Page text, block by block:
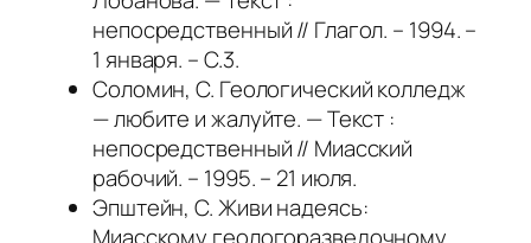
непосредственный // Глагол. – 1994. –
1 января. – С.3.
Соломин, С. Геологический колледж
— любите и жалуйте. — Текст :
непосредственный // Миасский
рабочий. – 1995. – 21 июля.
Эпштейн, С. Живи надеясь: